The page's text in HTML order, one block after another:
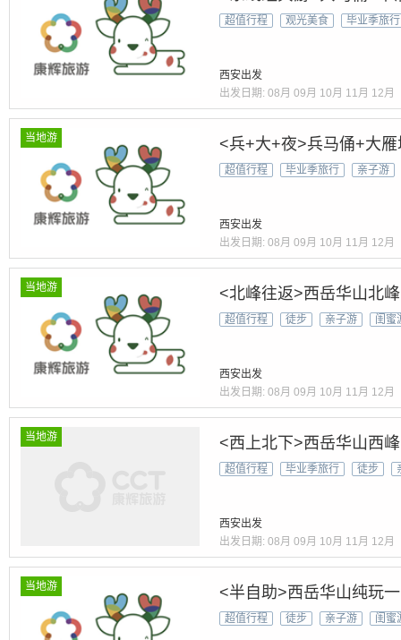
超值行程 观光美食 毕业季旅行
西安出发
出发日期: 08月 09月 10月 11月 12月
当地游 <兵+大+夜>兵马俑+大
超值行程 毕业季旅行 亲子游
西安出发
出发日期: 08月 09月 10月 11月 12月
当地游 <北峰往返>西岳华山北
超值行程 徒步 亲子游 闺蜜
西安出发
出发日期: 08月 09月 10月 11月 12月
当地游 <西上北下>西岳华山西
超值行程 毕业季旅行 徒步
西安出发
出发日期: 08月 09月 10月 11月 12月
当地游 <半自助>西岳华山纯玩
超值行程 徒步 亲子游 闺蜜